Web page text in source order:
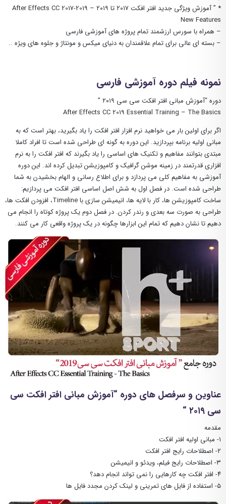
* ” آموزش ویژگی جدید افتر افکت ۲۰۱۷ تا ۲۰۱۹ – After Effects CC 2017-2019
New Features
– همراه با سورس ارزشمند تمام پروژه های آموزشی فارسی
– بسته ای عالی برای تمام علاقمندان به دنیای میکس و مونتاژ و جلوه های ویژه ..
نمونه فیلم دوره آموزشی فارسی
دوره “آموزش مبانی افتر افکت سی سی ۲۰۱۹ ”
After Effects CC 2019 Essential Training – The Basics
اگر برای اولین بار می خواهید نرم افزار افتر افکت را یاد بگیرید، بهتر است که به
مبانی اولیه برنامه بپردازید. این دوره به گونه ای طراحی شده است تا افراد کاملا
مبتدی بتوانند مفاهیم و تکنیک های اساسی را یاد بگیرند که افتر افکت را به نرم
افزاری قدرتمند در زمینه موشن گرافیک و کامپوزیشن تبدیل کرده اند. این دوره
آموزشی به مفاهیم کلی می پردازد و برای اطلاع رسانی و الهام بخشیدن به شما
طراحی شده است. در فصل اول به شش اصل اساسی افتر افکت می پردازیم:
ساخت کامپوزیشن ها، کار با لایه ها، انیمیشن سازی با Timeline، افزودن افکت ها،
طراحی به صورت سه بعدی و رندر کردن. در فصل دوم یک پروژه کوتاه را انجام می
دهیم تا نشان دهیم که تمام این ابزارها چگونه در یک پروژه واقعی کار می کنند.
عناوین و سرفصل های دوره “آموزش مبانی افتر افکت سی
سی ۲۰۱۹ “
مقدمه
۱- مبانی اولیه افتر افکت
۲- اصطلاحات رایج افتر افکت
۳- اصطلاحات رایج فیلم، ویدئو و انیمیشن
۴- افتر افکت چه کارهایی را نمی تواند انجام دهد؟
۵- استفاده از فایل های تمرینی و لینک کردن مجدد فایل ها